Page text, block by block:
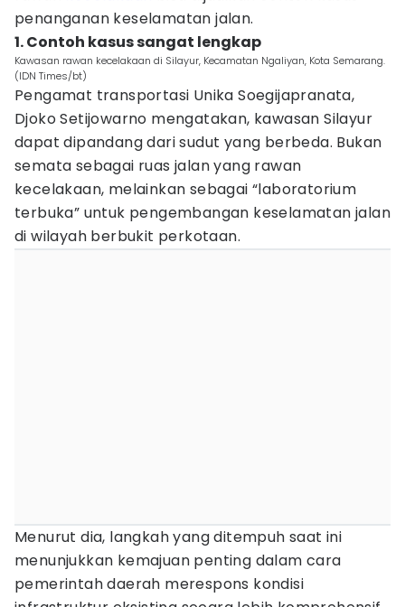
penanganan keselamatan jalan.
1. Contoh kasus sangat lengkap
Kawasan rawan kecelakaan di Silayur, Kecamatan Ngaliyan, Kota Semarang.
(IDN Times/bt)
Pengamat transportasi Unika Soegijapranata,
Djoko Setijowarno mengatakan, kawasan Silayur
dapat dipandang dari sudut yang berbeda. Bukan
semata sebagai ruas jalan yang rawan
kecelakaan, melainkan sebagai “laboratorium
terbuka” untuk pengembangan keselamatan jalan
di wilayah berbukit perkotaan.
Menurut dia, langkah yang ditempuh saat ini
menunjukkan kemajuan penting dalam cara
pemerintah daerah merespons kondisi